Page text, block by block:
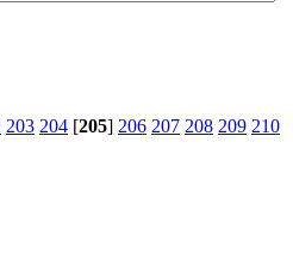
203 204 [205] 206 207 208 209 210